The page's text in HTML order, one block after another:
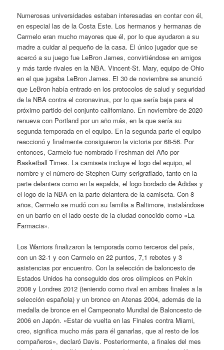
Numerosas universidades estaban interesadas en contar con él,
en especial las de la Costa Este. Los hermanos y hermanas de
Carmelo eran mucho mayores que él, por lo que ayudaron a su
madre a cuidar al pequeño de la casa. El único jugador que se
acercó a su juego fue LeBron James, convirtiéndose en amigos
y más tarde rivales en la NBA. Vincent-St. Mary, equipo de Ohio
en el que jugaba LeBron James. El 30 de noviembre se anunció
que LeBron había entrado en los protocolos de salud y seguridad
de la NBA contra el coronavirus, por lo que sería baja para el
próximo partido del conjunto californiano. En noviembre de 2020
renueva con Portland por un año más, en la que sería su
segunda temporada en el equipo. En la segunda parte el equipo
reaccionó y finalmente consiguieron la victoria por 68-56. Por
entonces, Carmelo fue nombrado Freshman del Año por
Basketball Times. La camiseta incluye el logo del equipo, el
nombre y el número de Stephen Curry serigrafiado, tanto en la
parte delantera como en la espalda, el logo bordado de Adidas y
el logo de la NBA en la parte delantera de la camiseta. Con 8
años, Carmelo se mudó con su familia a Baltimore, instalándose
en un barrio en el lado oeste de la ciudad conocido como «La
Farmacia».
Los Warriors finalizaron la temporada como terceros del país,
con un 32-1 y con Carmelo en 22 puntos, 7,1 rebotes y 3
asistencias por encuentro. Con la selección de baloncesto de
Estados Unidos ha conseguido dos oros olímpicos en Pekín
2008 y Londres 2012 (teniendo como rival en ambas finales a la
selección española) y un bronce en Atenas 2004, además de la
medalla de bronce en el Campeonato Mundial de Baloncesto de
2006 en Japón. «Estar de vuelta en las Finales contra Miami,
creo, significa mucho más para él ganarlas, que al resto de los
compañeros», declaró Davis. Posteriormente, a finales del mes